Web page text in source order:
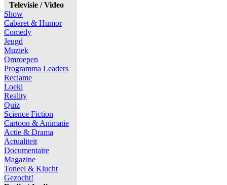
Televisie / Video
Show
Cabaret & Humor
Comedy
Jeugd
Muziek
Omroepen
Programma Leaders
Reclame
Loeki
Reality
Quiz
Science Fiction
Cartoon & Animatie
Actie & Drama
Actualiteit
Documentaire
Magazine
Toneel & Klucht
Gezocht!